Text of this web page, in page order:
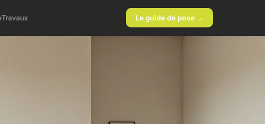
Travaux Le guide de pose →